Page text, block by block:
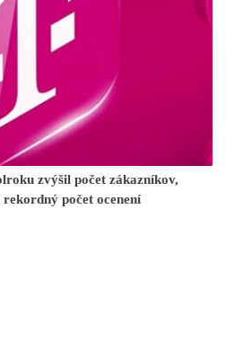
zvýšil počet zákazníkov,
počet ocenení